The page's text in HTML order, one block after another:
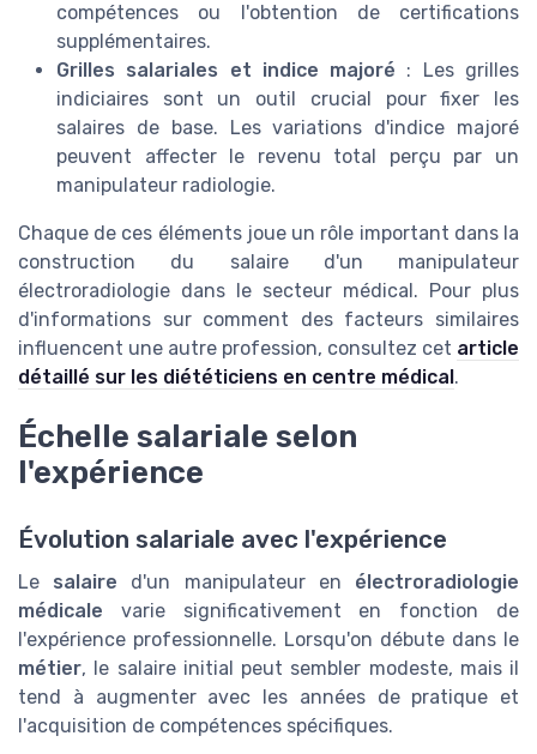
compétences ou l'obtention de certifications
supplémentaires.
Grilles salariales et indice majoré : Les grilles
indiciaires sont un outil crucial pour fixer les
salaires de base. Les variations d'indice majoré
peuvent affecter le revenu total perçu par un
manipulateur radiologie.
Chaque de ces éléments joue un rôle important dans la
construction du salaire d'un manipulateur
électroradiologie dans le secteur médical. Pour plus
d'informations sur comment des facteurs similaires
influencent une autre profession, consultez cet article
détaillé sur les diététiciens en centre médical.
Échelle salariale selon
l'expérience
Évolution salariale avec l'expérience
Le salaire d'un manipulateur en électroradiologie
médicale varie significativement en fonction de
l'expérience professionnelle. Lorsqu'on débute dans le
métier, le salaire initial peut sembler modeste, mais il
tend à augmenter avec les années de pratique et
l'acquisition de compétences spécifiques.